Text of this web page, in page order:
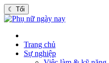
☾ Tối
Trang chủ
Sự nghiệp